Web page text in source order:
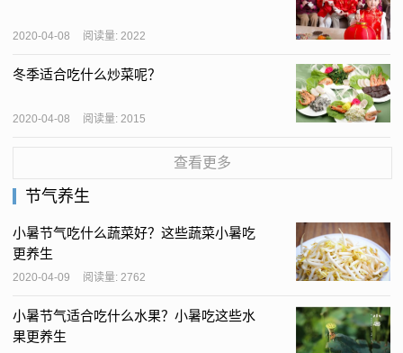
2020-04-08 阅读量: 2022
冬季适合吃什么炒菜呢？
2020-04-08 阅读量: 2015
查看更多
节气养生
小暑节气吃什么蔬菜好？这些蔬菜小暑吃
更养生
2020-04-09 阅读量: 2762
小暑节气适合吃什么水果？小暑吃这些水
果更养生